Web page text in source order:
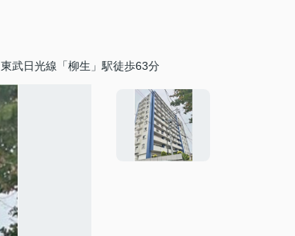
東武日光線「柳生」駅徒歩63分